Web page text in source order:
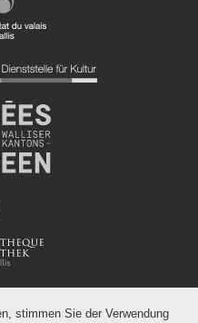
stimmen Sie der Verwendung